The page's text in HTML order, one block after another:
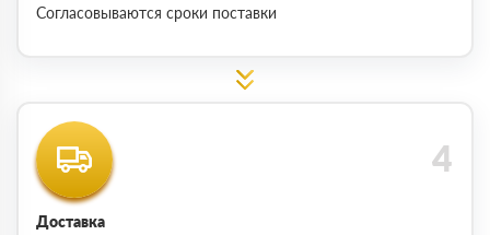
Согласовываются сроки поставки
Доставка